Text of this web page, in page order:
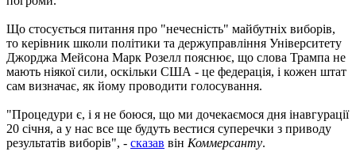
Що стосується питання про "нечесність" майбутніх виборів,
то керівник школи політики та держуправління Університету
Джорджа Мейсона Марк Розелл пояснює, що слова Трампа не
мають ніякої сили, оскільки США - це федерація, і кожен штат
сам визначає, як йому проводити голосування.
"Процедури є, і я не боюся, що ми дочекаємося дня інавгурації
20 січня, а у нас все ще будуть вестися суперечки з приводу
результатів виборів", - сказав він Коммерсанту.